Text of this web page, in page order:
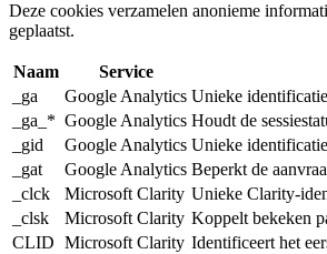
Deze cookies verzamelen anonieme
geplaatst.
Naam Service
_ga
Google Analytics Unieke
_ga_* Google Analytics Houdt de
_gid
Google Analytics Unieke
_gat
Google Analytics Beperkt de
_clck
Microsoft Clarity Unieke Clarity-
_clsk
Microsoft Clarity Koppelt bekeken
CLID Microsoft Clarity Identificeert het